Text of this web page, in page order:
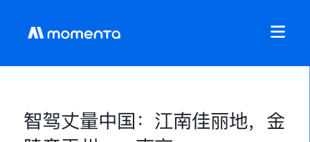
智驾丈量中国：江南佳丽地，金